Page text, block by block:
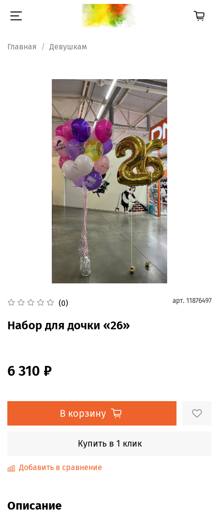
Главная Девушкам
(0) арт. 11876497
Набор для дочки «26»
6 310 ₽
В корзину
Купить в 1 клик
Добавить в сравнение
Описание